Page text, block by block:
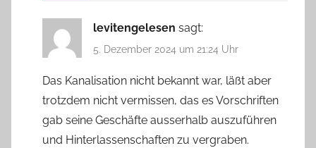
levitengelesen sagt:
5. Dezember 2024 um 21:24 Uhr
Das Kanalisation nicht bekannt war, läßt aber
trotzdem nicht vermissen, das es Vorschriften
gab seine Geschäfte ausserhalb auszuführen
und Hinterlassenschaften zu vergraben.